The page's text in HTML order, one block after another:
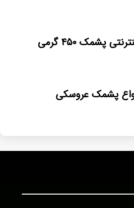
پشمک ۴۵۰ گرمی
پشمک عروسکی